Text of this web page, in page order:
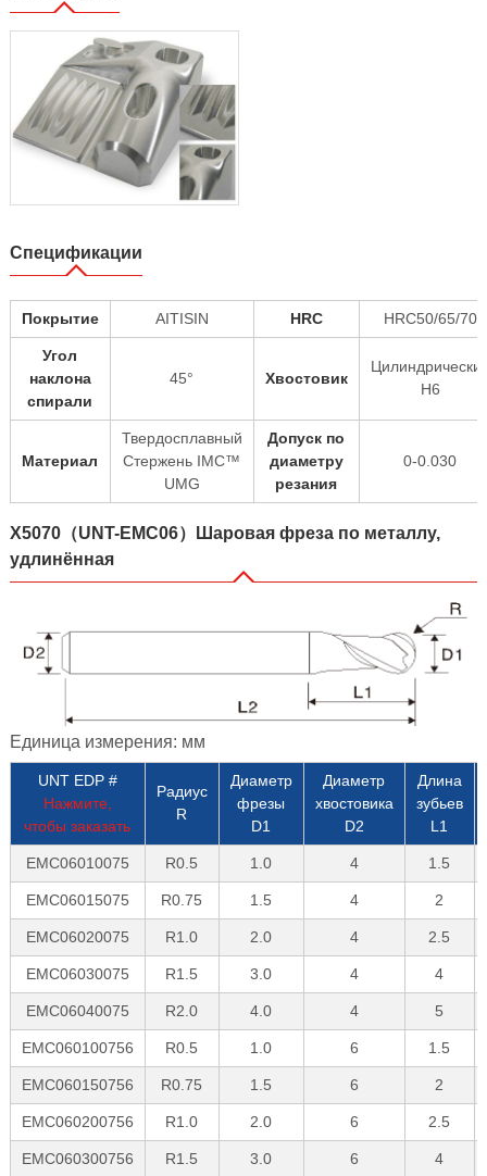
Спецификации
Покрытие AITISIN HRC HRC50/65/70
Угол
наклона
спирали
45° Хвостовик
H6
Материал
Твердосплавный
Стержень IMC™
UMG
Допуск по
диаметру
резания
0-0.030
X5070（UNT-EMC06）Шаровая фреза по металлу,
удлинённая
Единица измерения: мм
UNT EDP #
Нажмите,
чтобы заказать
Радиус
R
Диаметр
фрезы
D1
Диаметр
хвостовика
D2
Длина
зубьев
L1
EMC06010075 R0.5 1.0 4 1.5
EMC06015075 R0.75 1.5 4 2
EMC06020075 R1.0 2.0 4 2.5
EMC06030075 R1.5 3.0 4 4
EMC06040075 R2.0 4.0 4 5
EMC060100756 R0.5 1.0 6 1.5
EMC060150756 R0.75 1.5 6 2
EMC060200756 R1.0 2.0 6 2.5
EMC060300756 R1.5 3.0 6 4